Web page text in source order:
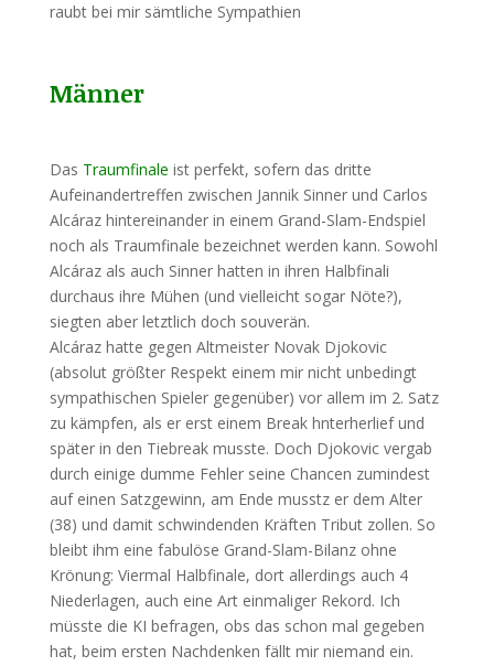
raubt bei mir sämtliche Sympathien
Männer
Das Traumfinale ist perfekt, sofern das dritte
Aufeinandertreffen zwischen Jannik Sinner und Carlos
Alcáraz hintereinander in einem Grand-Slam-Endspiel
noch als Traumfinale bezeichnet werden kann. Sowohl
Alcáraz als auch Sinner hatten in ihren Halbfinali
durchaus ihre Mühen (und vielleicht sogar Nöte?),
siegten aber letztlich doch souverän.
Alcáraz hatte gegen Altmeister Novak Djokovic
(absolut größter Respekt einem mir nicht unbedingt
sympathischen Spieler gegenüber) vor allem im 2. Satz
zu kämpfen, als er erst einem Break hnterherlief und
später in den Tiebreak musste. Doch Djokovic vergab
durch einige dumme Fehler seine Chancen zumindest
auf einen Satzgewinn, am Ende musstz er dem Alter
(38) und damit schwindenden Kräften Tribut zollen. So
bleibt ihm eine fabulöse Grand-Slam-Bilanz ohne
Krönung: Viermal Halbfinale, dort allerdings auch 4
Niederlagen, auch eine Art einmaliger Rekord. Ich
müsste die KI befragen, obs das schon mal gegeben
hat, beim ersten Nachdenken fällt mir niemand ein.